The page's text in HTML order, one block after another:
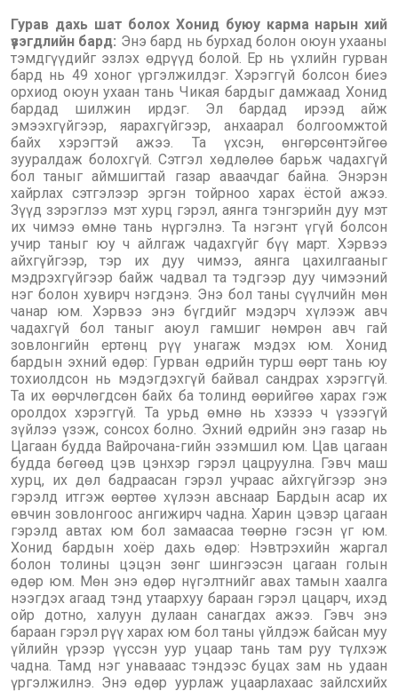
Гурав дахь шат болох Хонид буюу карма нарын хий
үзэгдлийн бард: Энэ бард нь бурхад болон оюун ухааны
тэмдгүүдийг эзлэх өдрүүд болой. Ер нь үхлийн гурван
бард нь 49 хоног үргэлжилдэг. Хэрэггүй болсон биеэ
орхиод оюун ухаан тань Чикая бардыг дамжаад Хонид
бардад шилжин ирдэг. Эл бардад ирээд айж
эмээхгүйгээр, яарахгүйгээр, анхаарал болгоомжтой
байх хэрэгтэй ажээ. Та үхсэн, өнгөрсөнтэйгөө
зууралдаж болохгүй. Сэтгэл хөдлөлөө барьж чадахгүй
бол таныг аймшигтай газар аваачдаг байна. Энэрэн
хайрлах сэтгэлээр эргэн тойрноо харах ёстой ажээ.
Зүүд зэрэглээ мэт хурц гэрэл, аянга тэнгэрийн дуу мэт
их чимээ өмнө тань нүргэлнэ. Та нэгэнт үгүй болсон
учир таныг юу ч айлгаж чадахгүйг бүү март. Хэрвээ
айхгүйгээр, тэр их дуу чимээ, аянга цахилгааныг
мэдрэхгүйгээр байж чадвал та тэдгээр дуу чимээний
нэг болон хувирч нэгдэнэ. Энэ бол таны сүүлчийн мөн
чанар юм. Хэрвээ энэ бүгдийг мэдэрч хүлээж авч
чадахгүй бол таныг аюул гамшиг нөмрөн авч гай
зовлонгийн ертөнц рүү унагаж мэдэх юм. Хонид
бардын эхний өдөр: Гурван өдрийн турш өөрт тань юу
тохиолдсон нь мэдэгдэхгүй байвал сандрах хэрэггүй.
Та их өөрчлөгдсөн байх ба толинд өөрийгөө харах гэж
оролдох хэрэггүй. Та урьд өмнө нь хэзээ ч үзээгүй
зүйлээ үзэж, сонсох болно. Эхний өдрийн энэ газар нь
Цагаан будда Вайрочана-гийн эзэмшил юм. Цав цагаан
будда бөгөөд цэв цэнхэр гэрэл цацруулна. Гэвч маш
хурц, их дөл бадраасан гэрэл учраас айхгүйгээр энэ
гэрэлд итгэж өөртөө хүлээн авснаар Бардын асар их
өвчин зовлонгоос ангижирч чадна. Харин цэвэр цагаан
гэрэлд автах юм бол замаасаа төөрнө гэсэн үг юм.
Хонид бардын хоёр дахь өдөр: Нэвтрэхийн жаргал
болон толины цэцэн зөнг шингээсэн цагаан голын
өдөр юм. Мөн энэ өдөр нүгэлтнийг авах тамын хаалга
нээгдэх агаад тэнд утаархуу бараан гэрэл цацарч, ихэд
ойр дотно, халуун дулаан санагдах ажээ. Гэвч энэ
бараан гэрэл рүү харах юм бол таны үйлдэж байсан муу
үйлийн үрээр үүссэн уур уцаар тань там руу түлхэж
чадна. Тамд нэг унавааас тэндээс буцах зам нь удаан
үргэлжилнэ. Энэ өдөр уурлаж уцаарлахаас зайлсхийх